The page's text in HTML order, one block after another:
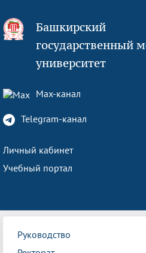
Башкирский
государственный
университет
Max-канал
Telegram-канал
Личный кабинет
Учебный портал
Руководство